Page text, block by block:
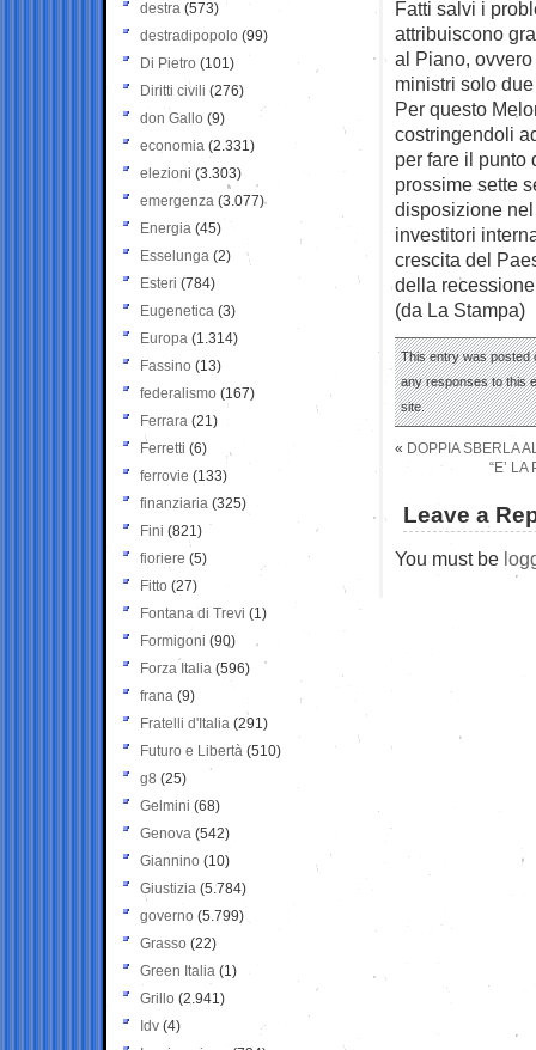
Fatti salvi i
attribuiscono
al Piano,
ministri solo
Per questo
costringendoli
per fare il punto
prossime sette
disposizione
investitori
crescita del
della
(da La Stampa)
This entry was posted
any responses to this
site.
« DOPPIA SBERLA
“E’
Leave a
You must be
destra (573)
destradipopolo (99)
Di Pietro (101)
Diritti civili (276)
don Gallo (9)
economia (2.331)
elezioni (3.303)
emergenza (3.077)
Energia (45)
Esselunga (2)
Esteri (784)
Eugenetica (3)
Europa (1.314)
Fassino (13)
federalismo (167)
Ferrara (21)
Ferretti (6)
ferrovie (133)
finanziaria (325)
Fini (821)
fioriere (5)
Fitto (27)
Fontana di Trevi (1)
Formigoni (90)
Forza Italia (596)
frana (9)
Fratelli d'Italia (291)
Futuro e Libertà (510)
g8 (25)
Gelmini (68)
Genova (542)
Giannino (10)
Giustizia (5.784)
governo (5.799)
Grasso (22)
Green Italia (1)
Grillo (2.941)
Idv (4)